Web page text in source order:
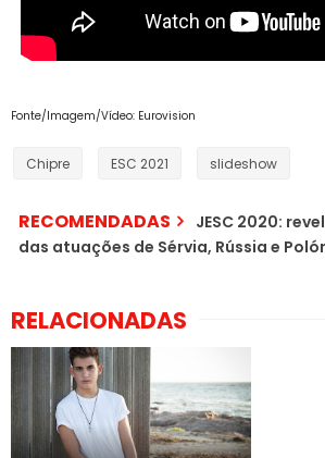
Fonte/Imagem/Vídeo: Eurovision
Chipre ESC 2021 slideshow
RECOMENDADAS
JESC 2020:
das atuações de Sérvia, Rússia e
RELACIONADAS